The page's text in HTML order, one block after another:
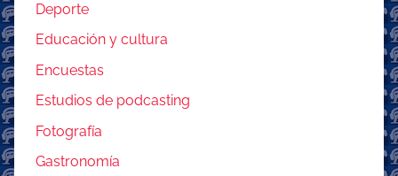
Deporte
Educación y cultura
Encuestas
Estudios de podcasting
Fotografía
Gastronomía